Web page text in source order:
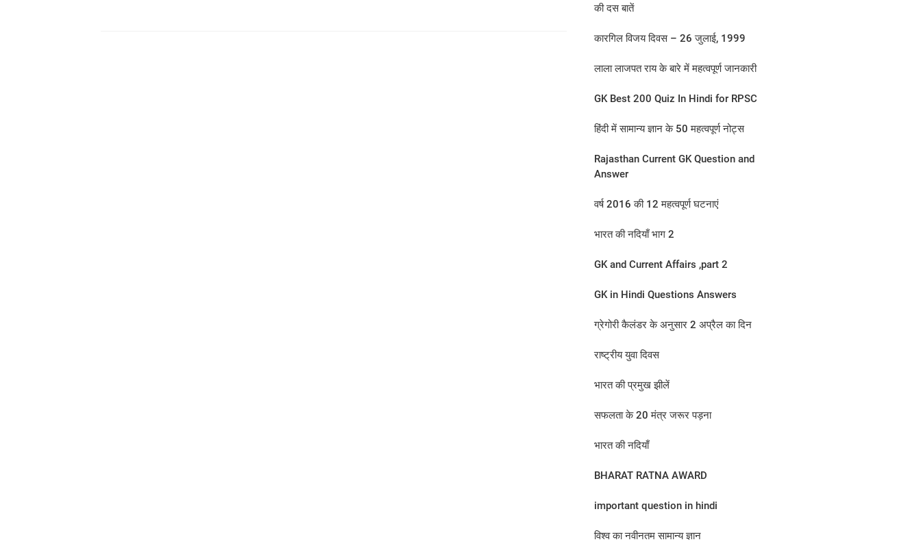
की दस बातें
कारगिल विजय दिवस – 26 जुलाई, 1999
लाला लाजपत राय के बारे में महत्‍वपूर्ण जानकारी
GK Best 200 Quiz In Hindi for RPSC
हिंदी में सामान्य ज्ञान के 50 महत्वपूर्ण नोट्स
Rajasthan Current GK Question and
Answer
वर्ष 2016 की 12 महत्‍वपूर्ण घटनाएं
भारत की नदियाँ भाग 2
GK and Current Affairs ,part 2
GK in Hindi Questions Answers
ग्रेगोरी कैलंडर के अनुसार 2 अप्रैल का दिन​
राष्ट्रीय युवा दिवस
भारत की प्रमुख झीलें
सफलता के 20 मंत्र जरूर पड़ना
भारत की नदियाँ
BHARAT RATNA AWARD
important question in hindi
विश्व का नवीनतम सामान्य ज्ञान